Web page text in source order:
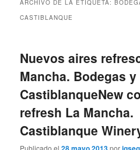
ARCHIVO DE LA ETIQUETA:
CASTIBLANQUE
Nuevos aires
Mancha. Bodegas
CastiblanqueNew
refresh La Mancha.
Castiblanque